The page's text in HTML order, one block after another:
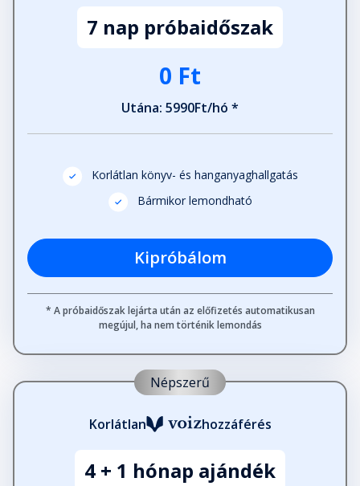
7 nap próbaidőszak
0 Ft
Utána: 5990Ft/hó *
Korlátlan könyv- és hanganyaghallgatás
Bármikor lemondható
Kipróbálom
* A próbaidőszak lejárta után az előfizetés automatikusan
megújul, ha nem történik lemondás
Népszerű
Korlátlan hozzáférés
4 + 1 hónap ajándék